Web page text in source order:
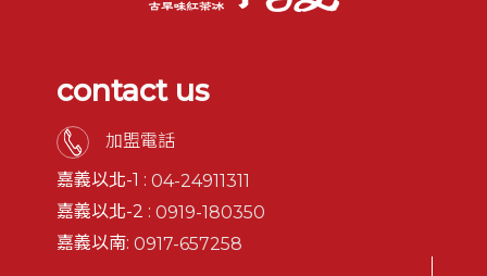
contact us
加盟電話
嘉義以北-1 :04-24911311
嘉義以北-2 :0919-180350
嘉義以南:0917-657258